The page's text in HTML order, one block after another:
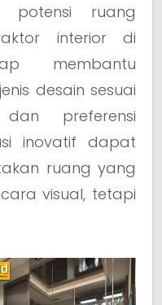
potensi ruang
interior di
membantu
desain sesuai
preferensi
inovatif dapat
ruang yang
visual, tetapi